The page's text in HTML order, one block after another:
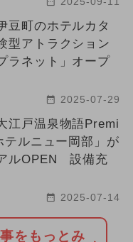
豆町のホテルカタ
型アトラクション
ラネット」オープ
2025-07-29
江戸温泉物語Premi
テルニュー岡部」が
ルOPEN 設備充
2025-07-14
をもっとみ